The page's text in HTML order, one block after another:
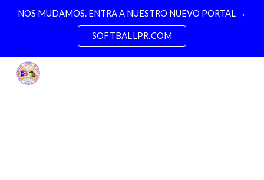
NOS MUDAMOS. ENTRA A NUESTRO NUEVO PORTAL →
SOFTBALLPR.COM